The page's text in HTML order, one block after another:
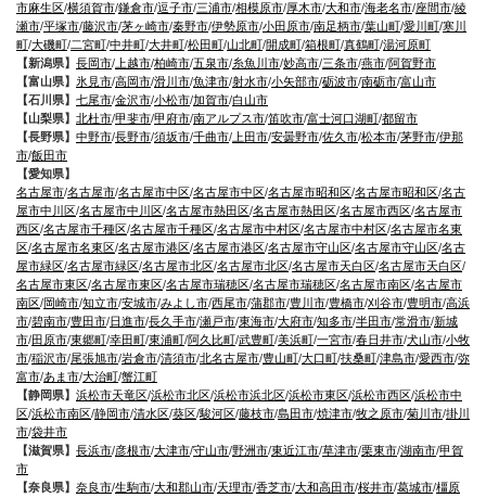
市麻生区/横須賀市/鎌倉市/逗子市/三浦市/相模原市/厚木市/大和市/海老名市/座間市/綾
瀬市/平塚市/藤沢市/茅ヶ崎市/秦野市/伊勢原市/小田原市/南足柄市/葉山町/愛川町/寒川
町/大磯町/二宮町/中井町/大井町/松田町/山北町/開成町/箱根町/真鶴町/湯河原町
【新潟県】 長岡市/ 上越市/柏崎市/五泉市/糸魚川市/妙高市/三条市/燕市/阿賀野市
【富山県】 氷見市/高岡市/滑川市/魚津市/射水市/小矢部市/砺波市/南砺市/富山市
【石川県】 七尾市/金沢市/小松市/加賀市/白山市
【山梨県】 北杜市/甲斐市/甲府市/南アルプス市/笛吹市/富士河口湖町/都留市
【長野県】 中野市/長野市/須坂市/千曲市/ 上田市/安曇野市/佐久市/松本市/茅野市/伊那
市/飯田市
【愛知県】
名古屋市/名古屋市/名古屋市中区/名古屋市中区/名古屋市昭和区/名古屋市昭和区/名古
屋市中川区/名古屋市中川区/名古屋市熱田区/名古屋市熱田区/名古屋市西区/名古屋市
西区/名古屋市千種区/名古屋市千種区/名古屋市中村区/名古屋市中村区/名古屋市名東
区/名古屋市名東区/名古屋市港区/名古屋市港区/名古屋市守山区/名古屋市守山区/名古
屋市緑区/名古屋市緑区/名古屋市北区/名古屋市北区/名古屋市天白区/名古屋市天白区/
名古屋市東区/名古屋市東区/名古屋市瑞穂区/名古屋市瑞穂区/名古屋市南区/名古屋市
南区/岡崎市/知立市/安城市/みよし市/西尾市/蒲郡市/豊川市/豊橋市/刈谷市/豊明市/高浜
市/碧南市/豊田市/日進市/長久手市/瀬戸市/東海市/大府市/知多市/半田市/常滑市/新城
市/田原市/東郷町/幸田町/東浦町/阿久比町/武豊町/美浜町/一宮市/春日井市/犬山市/小牧
市/稲沢市/尾張旭市/岩倉市/清須市/北名古屋市/豊山町/大口町/扶桑町/津島市/愛西市/弥
富市/あま市/大治町/蟹江町
【静岡県】 浜松市天竜区/浜松市北区/浜松市浜北区/浜松市東区/浜松市西区/浜松市中
区/浜松市南区/静岡市/清水区/葵区/駿河区/藤枝市/島田市/焼津市/牧之原市/菊川市/掛川
市/袋井市
【滋賀県】 長浜市/彦根市/大津市/守山市/野洲市/東近江市/草津市/栗東市/湖南市/甲賀
市
【奈良県】 奈良市/生駒市/大和郡山市/天理市/香芝市/大和高田市/桜井市/葛城市/橿原